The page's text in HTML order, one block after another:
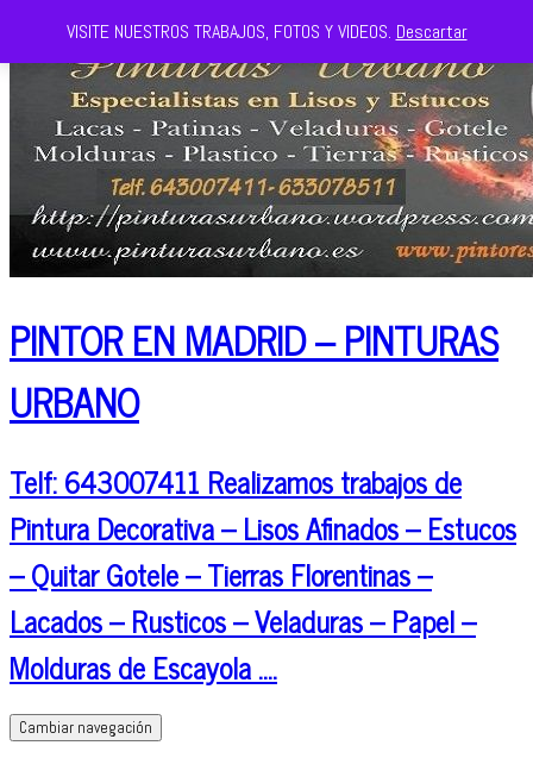
PINTOR EN MADRID – PINTURAS
URBANO
Telf: 643007411 Realizamos trabajos de
Pintura Decorativa – Lisos Afinados – Estucos
– Quitar Gotele – Tierras Florentinas –
Lacados – Rusticos – Veladuras – Papel –
Molduras de Escayola ….
Cambiar navegación
VISITE NUESTROS TRABAJOS, FOTOS Y VIDEOS. Descartar